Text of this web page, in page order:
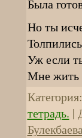
Была
Но ты
Уж если
Мне жить
Категория:
тетрадь. |